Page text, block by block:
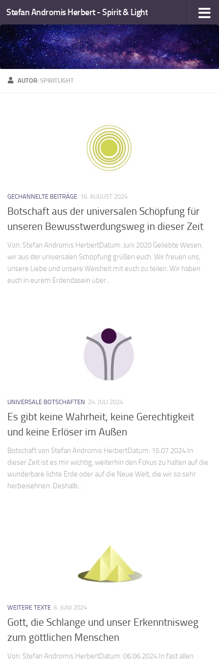
Zum Inhalt springen
Stefan Andromis Herbert - Spirit & Light
AUTOR:SPIRITLIGHT
GECHANNELTE BEITRÄGE 16. AUGUST 2024
Botschaft aus der universalen Schöpfung für
unseren Bewusstwerdungsweg in dieser Zeit
Von: Stefan Andromis HerbertDatum: Juni 2020 Geliebte Wesen,
wir aus der universalen Schöpfung grüßen euch. Wir freuen uns,
unsere Liebe und unsere Weisheit mit euch zu teilen. Wir haben
euch in eurem Erdendasein über...
UNIVERSALE BOTSCHAFTEN 24. JULI 2024
Es gibt keine Wahrheit, keine Gerechtigkeit
und keine Erlöser im Außen
Botschaft von Stefan Andromis HerbertDatum: 15.07.2024 In
dieser Zeit ist es mir wichtig, weiterhin den Fokus zu halten auf die
wunderbare lichte Erde oder auf die Neue Welt, die wir so sehr
herbeisehnen. Deshalb...
WEITERE TEXTE 6. JUNI 2024
Gott, die Schlange und unser Erkenntnisweg
zum göttlichen Menschen
Von: Stefan Andromis HerbertDatum: 06.06.2024 In fast allen